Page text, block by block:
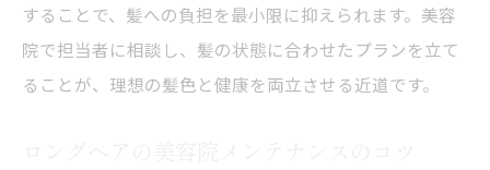
することで、髪への負担を最小限に抑えられます。美容
院で担当者に相談し、髪の状態に合わせたプランを立て
ることが、理想の髪色と健康を両立させる近道です。